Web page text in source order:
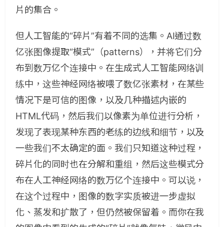
片的集合。
但人工智能的“碎片”有着不同的选集。AI通过数
亿张图像提取“模式”（patterns），并将它们分
布到数万亿个连接中。在生成式人工智能网络训
练中，这些神经网络被喂了数亿张素材，在某些
情况下是可信的图像，以及几种描述内嵌的
HTML代码，然后我们以像素为单位进行分析，
发现了表现某种东西的老练的边线和细节，以及
一些我们不太确定的面。我们只知道这种过程，
碎片化的同时也在分解和重组，然后这些模式分
布在人工神经网络的数万亿个连接中。可以说，
在这个过程中，图像的数字实质被进一步虚拟
化、蒸发和扩散了，但仍然被保留着。而你在我